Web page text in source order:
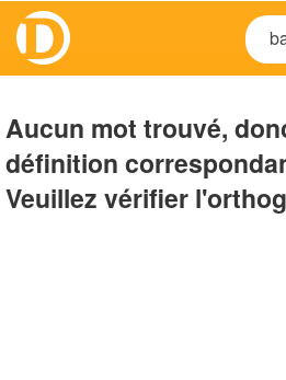
Aucun mot trouvé,
définition
Veuillez vérifier